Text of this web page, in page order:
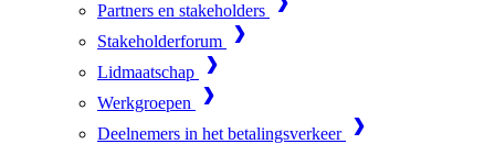
Partners en stakeholders
Stakeholderforum
Lidmaatschap
Werkgroepen
Deelnemers in het betalingsverkeer